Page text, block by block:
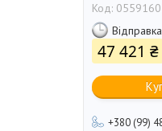
Код:
47 421 ₴
+380 (99)